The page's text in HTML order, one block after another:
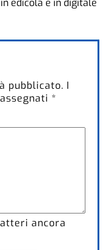
edicola e in digitale
pubblicato. I
*
ancora